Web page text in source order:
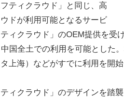
ティクラウド」と同じ、高
ドが利用可能となるサービ
ィクラウド」のOEM提供を受
国全土での利用を可能とした
上海）などがすでに利用を開始
ィクラウド」のデザインを踏